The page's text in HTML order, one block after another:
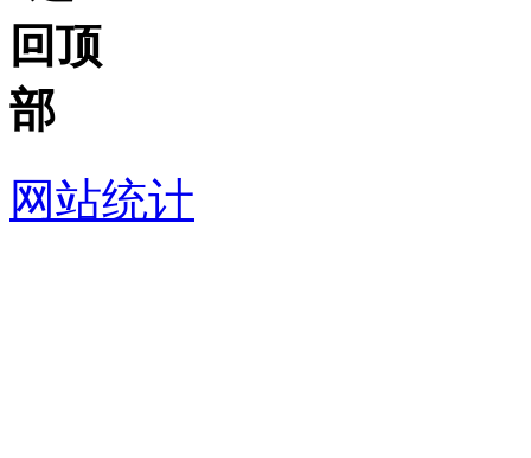
网站统计